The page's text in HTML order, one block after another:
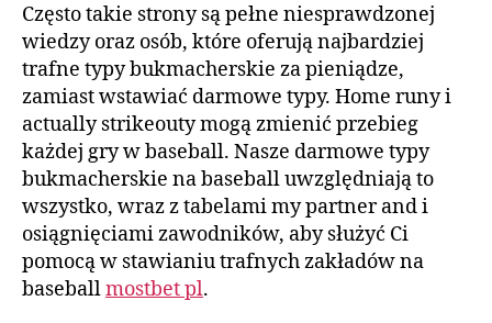
Często takie strony są pełne niesprawdzonej
wiedzy oraz osób, które oferują najbardziej
trafne typy bukmacherskie za pieniądze,
zamiast wstawiać darmowe typy. Home runy i
actually strikeouty mogą zmienić przebieg
każdej gry w baseball. Nasze darmowe typy
bukmacherskie na baseball uwzględniają to
wszystko, wraz z tabelami my partner and i
osiągnięciami zawodników, aby służyć Ci
pomocą w stawianiu trafnych zakładów na
baseballmostbet pl.